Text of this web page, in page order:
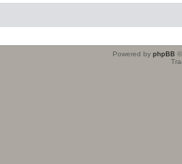
Powered by phpBB